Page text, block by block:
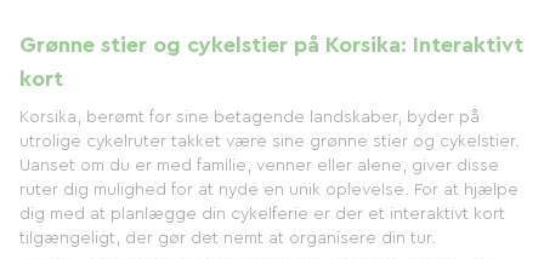
Grønne stier og cykelstier på Korsika: Interaktivt
kort
Korsika, berømt for sine betagende landskaber, byder på
utrolige cykelruter takket være sine grønne stier og cykelstier.
Uanset om du er med familie, venner eller alene, giver disse
ruter dig mulighed for at nyde en unik oplevelse. For at hjælpe
dig med at planlægge din cykelferie er der et interaktivt kort
tilgængeligt, der gør det nemt at organisere din tur.